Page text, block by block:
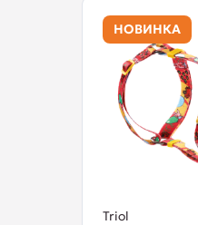
НОВИНКА
Triol